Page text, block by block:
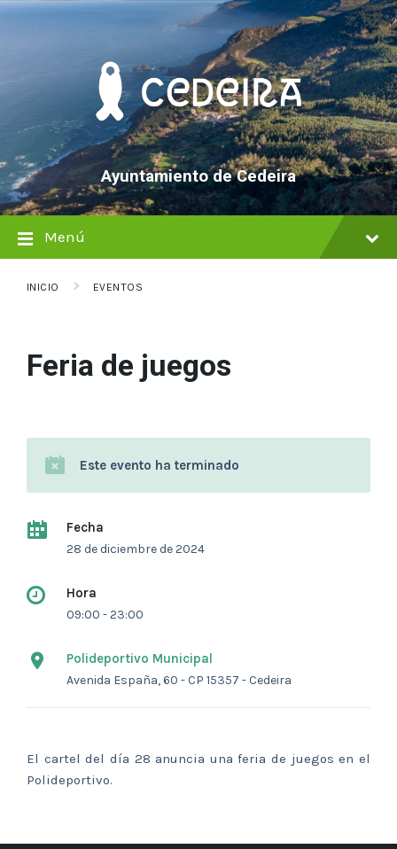
saltar
Saltar
Saltar
Ayuntamiento de Cedeira
Menú
INICIO EVENTOS
Feria de juegos
Este evento ha terminado
Fecha
28 de diciembre de 2024
Hora
09:00 - 23:00
Polideportivo Municipal
Avenida España, 60 - CP 15357 - Cedeira
El cartel del día 28 anuncia una feria de juegos en el
Polideportivo.